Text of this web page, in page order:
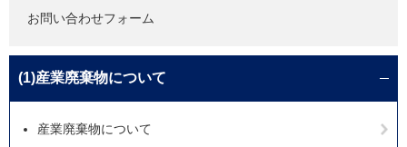
お問い合わせフォーム
(1)産業廃棄物について
産業廃棄物について